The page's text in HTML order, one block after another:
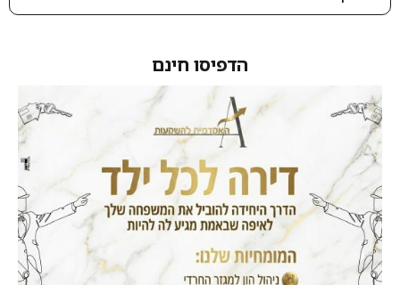
הדפיסו חינם